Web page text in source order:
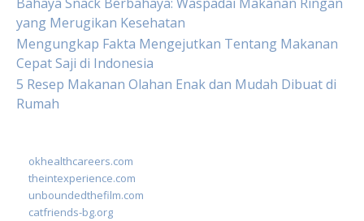
yang Merugikan Kesehatan
Mengungkap Fakta Mengejutkan Tentang Makanan
Cepat Saji di Indonesia
5 Resep Makanan Olahan Enak dan Mudah Dibuat di
Rumah
okhealthcareers.com
theintexperience.com
unboundedthefilm.com
catfriends-bg.org